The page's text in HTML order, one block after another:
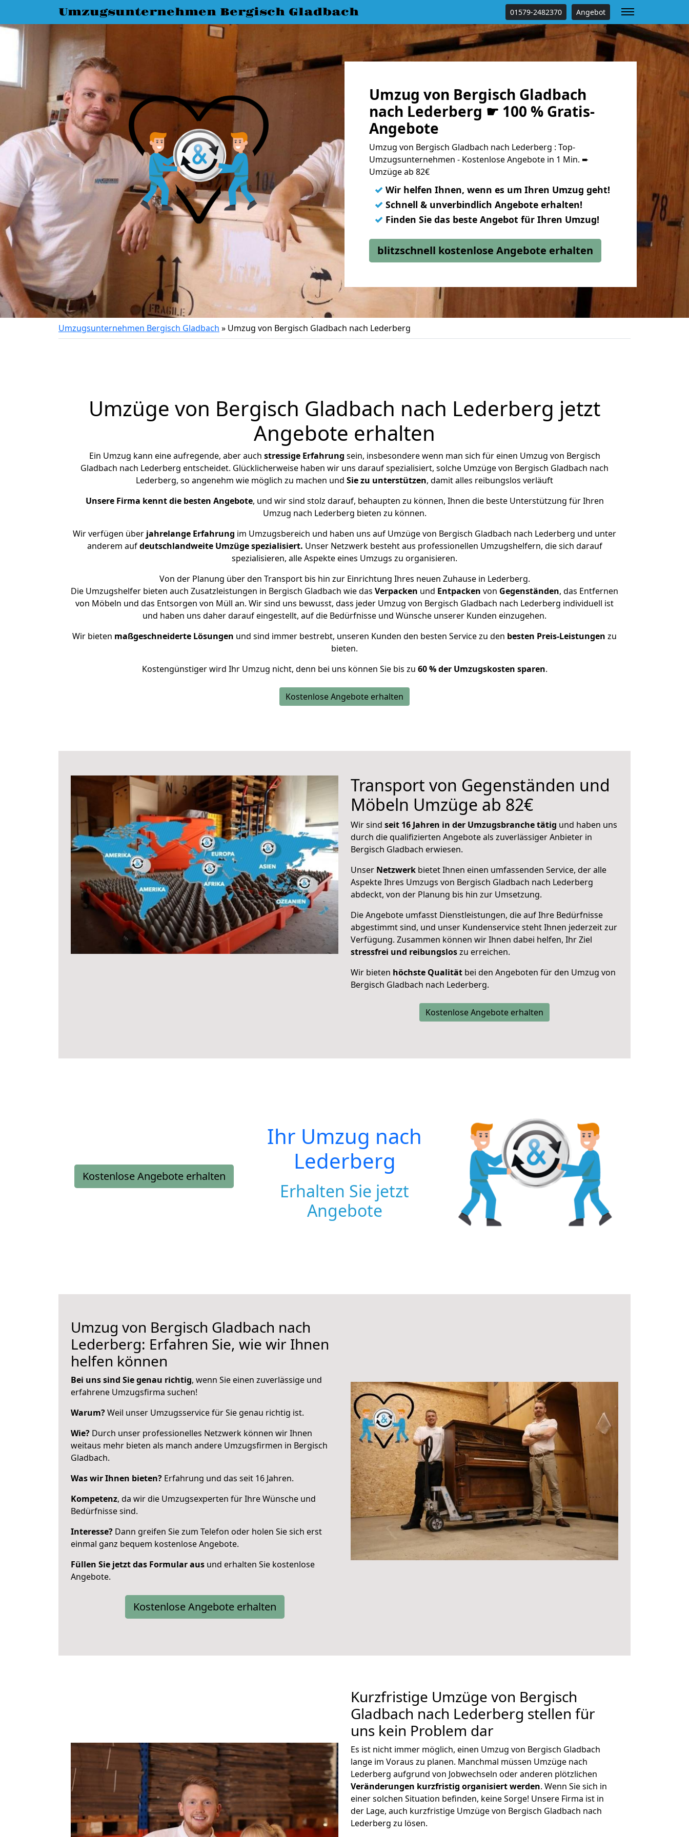
Umzugsunternehmen Bergisch Gladbach 01579-2482370 Angebot
Umzug von Bergisch Gladbach
nach Lederberg ☛ 100 % Gratis-
Angebote
Umzug von Bergisch Gladbach nach Lederberg : Top-
Umzugsunternehmen - Kostenlose Angebote in 1 Min. ➨
Umzüge ab 82€
✓ Wir helfen Ihnen, wenn es um Ihren Umzug geht!
✓ Schnell & unverbindlich Angebote erhalten!
✓ Finden Sie das beste Angebot für Ihren Umzug!
blitzschnell kostenlose Angebote erhalten
Umzugsunternehmen Bergisch Gladbach » Umzug von Bergisch Gladbach nach Lederberg
Umzüge von Bergisch Gladbach nach Lederberg jetzt
Angebote erhalten
Ein Umzug kann eine aufregende, aber auch stressige Erfahrung sein, insbesondere wenn man sich für einen Umzug von Bergisch
Gladbach nach Lederberg entscheidet. Glücklicherweise haben wir uns darauf spezialisiert, solche Umzüge von Bergisch Gladbach nach
Lederberg, so angenehm wie möglich zu machen und Sie zu unterstützen, damit alles reibungslos verläuft
Unsere Firma kennt die besten Angebote, und wir sind stolz darauf, behaupten zu können, Ihnen die beste Unterstützung für Ihren
Umzug nach Lederberg bieten zu können.
Wir verfügen über jahrelange Erfahrung im Umzugsbereich und haben uns auf Umzüge von Bergisch Gladbach nach Lederberg und unter
anderem aufdeutschlandweite Umzüge spezialisiert. Unser Netzwerk besteht aus professionellen Umzugshelfern, die sich darauf
spezialisieren, alle Aspekte eines Umzugs zu organisieren.
Von der Planung über den Transport bis hin zur Einrichtung Ihres neuen Zuhause in Lederberg.
Die Umzugshelfer bieten auch Zusatzleistungen in Bergisch Gladbach wie das Verpacken und Entpacken von Gegenständen, das Entfernen
von Möbeln und das Entsorgen von Müll an. Wir sind uns bewusst, dass jeder Umzug von Bergisch Gladbach nach Lederberg individuell ist
und haben uns daher darauf eingestellt, auf die Bedürfnisse und Wünsche unserer Kunden einzugehen.
Wir bieten maßgeschneiderte Lösungen und sind immer bestrebt, unseren Kunden den besten Service zu den besten Preis-Leistungen zu
bieten.
Kostengünstiger wird Ihr Umzug nicht, denn bei uns können Sie bis zu 60 % der Umzugskosten sparen.
Kostenlose Angebote erhalten
Transport von Gegenständen und
Möbeln Umzüge ab 82€
Wir sind seit 16 Jahren in der Umzugsbranche tätig und haben uns
durch die qualifizierten Angebote als zuverlässiger Anbieter in
Bergisch Gladbach erwiesen.
Unser Netzwerk bietet Ihnen einen umfassenden Service, der alle
Aspekte Ihres Umzugs von Bergisch Gladbach nach Lederberg
abdeckt, von der Planung bis hin zur Umsetzung.
Die Angebote umfasst Dienstleistungen, die auf Ihre Bedürfnisse
abgestimmt sind, und unser Kundenservice steht Ihnen jederzeit zur
Verfügung. Zusammen können wir Ihnen dabei helfen, Ihr Ziel
stressfrei und reibungsloszu erreichen.
Wir bieten höchste Qualität bei den Angeboten für den Umzug von
Bergisch Gladbach nach Lederberg.
Kostenlose Angebote erhalten
Kostenlose Angebote erhalten
Ihr Umzug nach
Lederberg
Erhalten Sie jetzt
Angebote
Umzug von Bergisch Gladbach nach
Lederberg: Erfahren Sie, wie wir Ihnen
helfen können
Bei uns sind Sie genau richtig, wenn Sie einen zuverlässige und
erfahrene Umzugsfirma suchen!
Warum?Weil unser Umzugsservice für Sie genau richtig ist.
Wie? Durch unser professionelles Netzwerk können wir Ihnen
weitaus mehr bieten als manch andere Umzugsfirmen in Bergisch
Gladbach.
Was wir Ihnen bieten? Erfahrung und das seit 16 Jahren.
Kompetenz, da wir die Umzugsexperten für Ihre Wünsche und
Bedürfnisse sind.
Interesse? Dann greifen Sie zum Telefon oder holen Sie sich erst
einmal ganz bequem kostenlose Angebote.
Füllen Sie jetzt das Formular aus und erhalten Sie kostenlose
Angebote.
Kostenlose Angebote erhalten
Kurzfristige Umzüge von Bergisch
Gladbach nach Lederberg stellen für
uns kein Problem dar
Es ist nicht immer möglich, einen Umzug von Bergisch Gladbach
lange im Voraus zu planen. Manchmal müssen Umzüge nach
Lederberg aufgrund von Jobwechseln oder anderen plötzlichen
Veränderungen kurzfristig organisiert werden. Wenn Sie sich in
einer solchen Situation befinden, keine Sorge! Unsere Firma ist in
der Lage, auch kurzfristige Umzüge von Bergisch Gladbach nach
Lederberg zu lösen.